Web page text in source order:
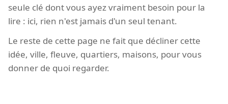
seule clé dont vous ayez vraiment besoin pour la
lire : ici, rien n'est jamais d'un seul tenant.
Le reste de cette page ne fait que décliner cette
idée, ville, fleuve, quartiers, maisons, pour vous
donner de quoi regarder.